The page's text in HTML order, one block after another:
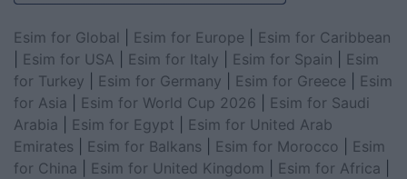
Esim for Global Esim for Europe
Esim for Caribbean
Esim for USA Esim for Italy Esim for Spain
Esim
for Turkey
Esim for Germany Esim for Greece
Esim
for Asia
Esim for World Cup 2026
Esim for Saudi
Arabia
Esim for Egypt
Esim for United Arab
Emirates
Esim for Balkans Esim for Morocco
Esim
for China
Esim for United Kingdom Esim for Africa